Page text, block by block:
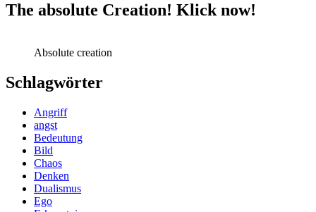
The absolute Creation! Klick now!
Absolute creation
Schlagwörter
Angriff
angst
Bedeutung
Bild
Chaos
Denken
Dualismus
Ego